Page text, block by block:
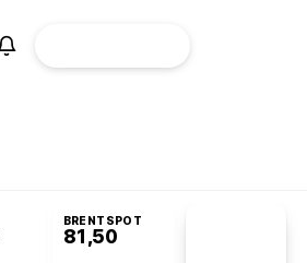
BRENTSPOT
81,50